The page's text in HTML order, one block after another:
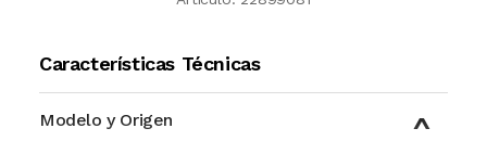
Características Técnicas
Modelo y Origen